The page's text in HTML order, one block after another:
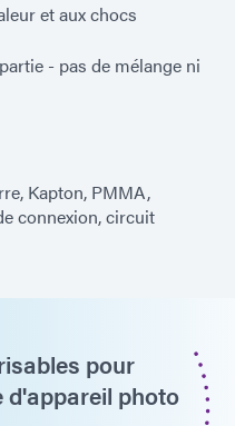
et aux chocs
- pas de mélange ni
Kapton, PMMA,
connexion, circuit
pour
d'appareil photo